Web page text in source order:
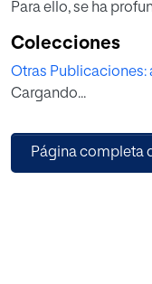
Para ello, se ha
Ibermuseos. Esta
perspectiva holística;
para abordarla:
investigación: ¿Son
dos grandes museos
Colecciones
Otras Publicaciones:
Cargando...
Página completa